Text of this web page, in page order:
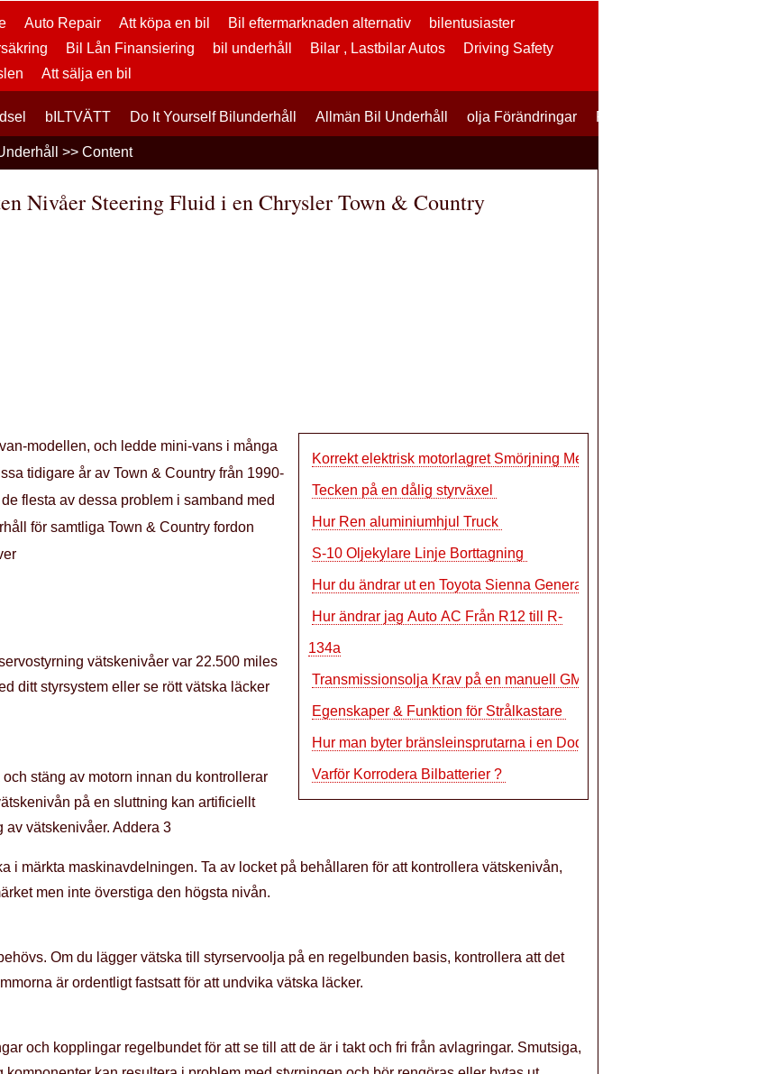
Auto Repair Att köpa en bil Bil eftermarknaden alternativ
bilentusiaster
Bil Lån Finansiering bil underhåll Bilar , Lastbilar Autos
Driving Safety
Att sälja en bil
bILTVÄTT Do It Yourself Bilunderhåll Allmän Bil Underhåll olja Förändringar Professionell
>> Content
Nivåer Steering Fluid i en Chrysler Town & Country
Korrekt elektrisk motorlagret Smörjning Meto
Tecken på en dålig styrväxel
Hur Ren aluminiumhjul Truck
S-10 Oljekylare Linje Borttagning
Hur du ändrar ut en Toyota Sienna Generator
Hur ändrar jag Auto AC Från R12 till R-
134a
Transmissionsolja Krav på en manuell GM
Egenskaper & Funktion för Strålkastare
Hur man byter bränsleinsprutarna i en Dodge
Varför Korrodera Bilbatterier ?
modellen, och ledde mini-vans i många
tidigare år av Town & Country från 1990-
flesta av dessa problem i samband med
för samtliga Town & Country fordon
vätskenivåer var 22.500 miles
ditt styrsystem eller se rött vätska läcker
stäng av motorn innan du kontrollerar
på en sluttning kan artificiellt
vätskenivåer. Addera 3
i märkta maskinavdelningen. Ta av locket på behållaren för att kontrollera vätskenivån,
men inte överstiga den högsta nivån.
Om du lägger vätska till styrservoolja på en regelbunden basis, kontrollera att det
är ordentligt fastsatt för att undvika vätska läcker.
och kopplingar regelbundet för att se till att de är i takt och fri från avlagringar. Smutsiga,